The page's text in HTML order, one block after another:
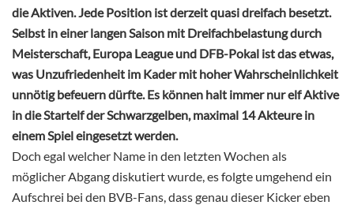
die Aktiven. Jede Position ist derzeit quasi dreifach besetzt.
Selbst in einer langen Saison mit Dreifachbelastung durch
Meisterschaft, Europa League und DFB-Pokal ist das etwas,
was Unzufriedenheit im Kader mit hoher Wahrscheinlichkeit
unnötig befeuern dürfte. Es können halt immer nur elf Aktive
in die Startelf der Schwarzgelben, maximal 14 Akteure in
einem Spiel eingesetzt werden.
Doch egal welcher Name in den letzten Wochen als
möglicher Abgang diskutiert wurde, es folgte umgehend ein
Aufschrei bei den BVB-Fans, dass genau dieser Kicker eben